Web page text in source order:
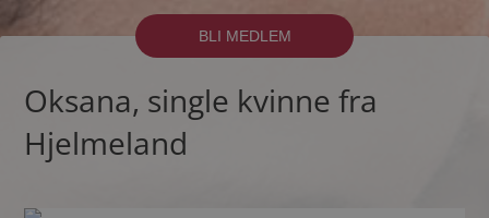
BLI MEDLEM
Oksana, single kvinne fra
Hjelmeland